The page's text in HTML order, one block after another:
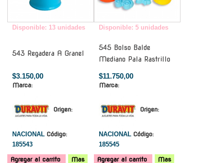
Disponible: 13 unidades
543 Regadera A Granel
$3.150,00
Marca:
Origen:
NACIONAL Código:
185543
Agregar al carrito Mas
Disponible: 5 unidades
545 Bolso Balde
Mediano Pala Rastrillo
$11.750,00
Marca:
Origen:
NACIONAL Código:
185545
Agregar al carrito
Mas